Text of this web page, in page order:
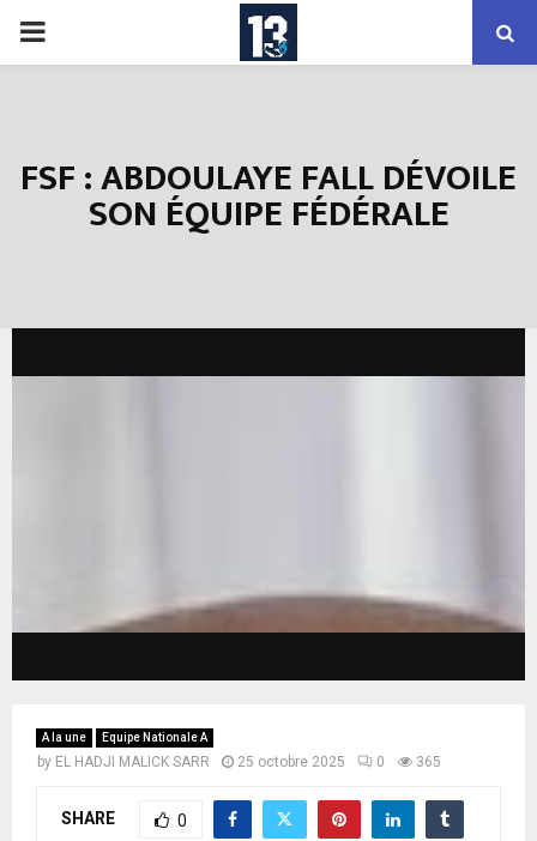
PRIMARY
FSF : ABDOULAYE FALL DÉVOILE
SON ÉQUIPE FÉDÉRALE
A la une Equipe Nationale A
by EL HADJI MALICK SARR 25 octobre 2025 0 365
SHARE 0